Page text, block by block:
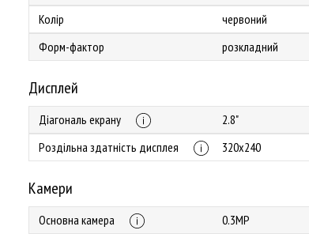
Колір
червоний
Форм-фактор розкладний
Дисплей
Діагональ екрану
2.8"
Роздільна здатність дисплея
320х240
Камери
Основна камера 0.3MP